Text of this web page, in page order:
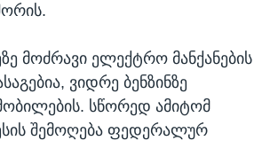
მოძრავი ელექტრო მანქანების
ვიდრე ბენზინზე
სწორედ ამიტომ
შემოღება ფედერალურ